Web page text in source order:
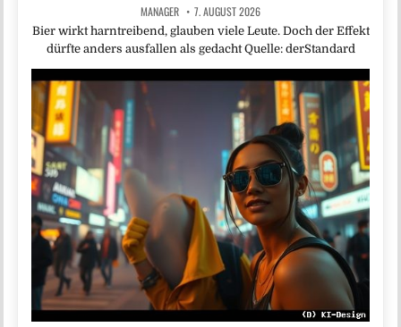
MANAGER 7. AUGUST 2026
Bier wirkt harntreibend, glauben viele Leute. Doch der Effekt
dürfte anders ausfallen als gedacht Quelle: derStandard